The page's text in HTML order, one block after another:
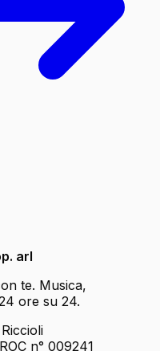
arl
te. Musica,
ore su 24.
n° 009241